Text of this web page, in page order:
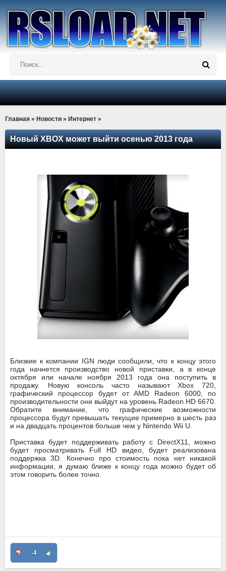
Главная » Новости » Интернет »
Новый XBOX может выйти осенью 2013 года
Близкие к компании IGN люди сообщили, что к концу этого
года начнется производство новой приставки, а в конце
октября или начале ноября 2013 года она поступить в
продажу. Новую консоль часто называют Xbox 720,
графический процессор будет от AMD Radeon 6000, по
производительности они выйдут на уровень Radeon HD 6670.
Обратите внимание, что графические возможности
процессора будут превышать текущие примерно в шесть раз
и на двадцать процентов больше чем у Nintendo Wii U.
Приставка будет поддерживать работу с DirectX11, можно
будет просматривать Full HD видео, будет реализована
поддержка 3D. Конечно про стоимость пока нет никакой
информации, я думаю ближе к концу года можно будет об
этом говорить более точно.
-4